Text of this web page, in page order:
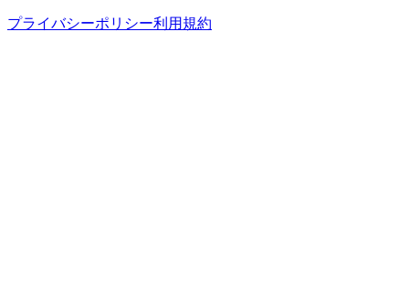
プライバシーポリシー利用規約